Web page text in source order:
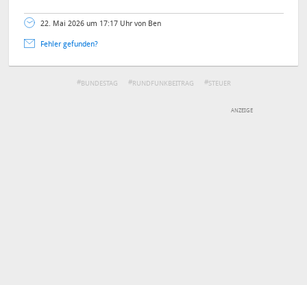
22. Mai 2026 um 17:17 Uhr von Ben
Fehler gefunden?
BUNDESTAG RUNDFUNKBEITRAG STEUER